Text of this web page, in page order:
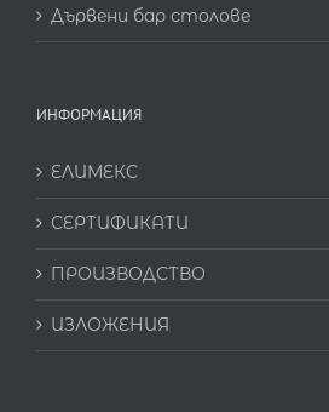
Дървени бар столове
ИНФОРМАЦИЯ
ЕЛИМЕКС
СЕРТИФИКАТИ
ПРОИЗВОДСТВО
ИЗЛОЖЕНИЯ